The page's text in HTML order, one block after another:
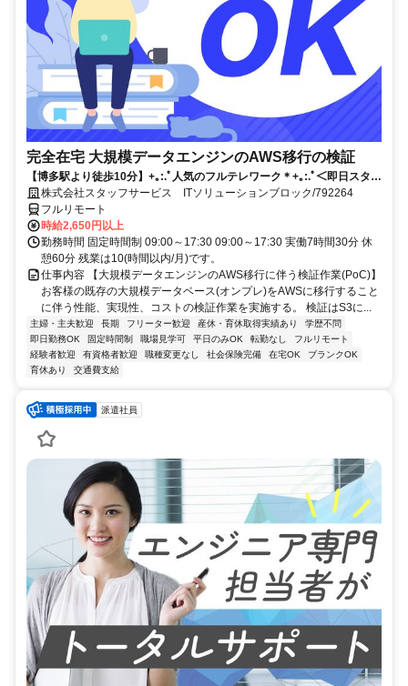
完全在宅 大規模データエンジンのAWS移行の検証
【博多駅より徒歩10分】+｡:.ﾟ人気のフルテレワーク＊+｡:.ﾟ＜即日スター
トのお仕事です！＞ご応募お待ちしております！！
株式会社スタッフサービス ITソリューションブロック/792264
フルリモート
時給2,650円以上
勤務時間 固定時間制 09:00～17:30 09:00～17:30 実働7時間30分 休
憩60分 残業は10(時間以内/月)です。
仕事内容 【大規模データエンジンのAWS移行に伴う検証作業(PoC)】
お客様の既存の大規模データベース(オンプレ)をAWSに移行すること
に伴う性能、実現性、コストの検証作業を実施する。 検証はS3に...
主婦・主夫歓迎 長期 フリーター歓迎 産休・育休取得実績あり
学歴不問
即日勤務OK
固定時間制 職場見学可 平日のみOK 転勤なし
フルリモート
経験者歓迎
有資格者歓迎 職種変更なし 社会保険完備 在宅OK
ブランクOK
育休あり
交通費支給
派遣社員